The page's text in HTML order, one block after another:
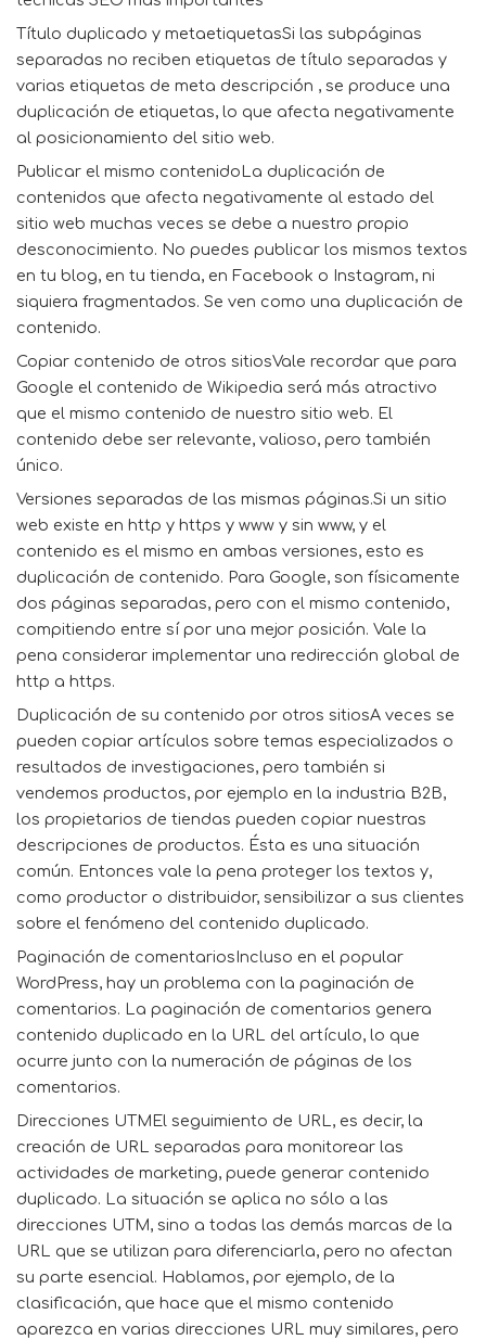
Título duplicado y metaetiquetasSi las subpáginas
separadas no reciben etiquetas de título separadas y
varias etiquetas de meta descripción , se produce una
duplicación de etiquetas, lo que afecta negativamente
al posicionamiento del sitio web.
Publicar el mismo contenidoLa duplicación de
contenidos que afecta negativamente al estado del
sitio web muchas veces se debe a nuestro propio
desconocimiento. No puedes publicar los mismos textos
en tu blog, en tu tienda, en Facebook o Instagram, ni
siquiera fragmentados. Se ven como una duplicación de
contenido.
Copiar contenido de otros sitiosVale recordar que para
Google el contenido de Wikipedia será más atractivo
que el mismo contenido de nuestro sitio web. El
contenido debe ser relevante, valioso, pero también
único.
Versiones separadas de las mismas páginas.Si un sitio
web existe en http y https y www y sin www, y el
contenido es el mismo en ambas versiones, esto es
duplicación de contenido. Para Google, son físicamente
dos páginas separadas, pero con el mismo contenido,
compitiendo entre sí por una mejor posición. Vale la
pena considerar implementar una redirección global de
http a https.
Duplicación de su contenido por otros sitiosA veces se
pueden copiar artículos sobre temas especializados o
resultados de investigaciones, pero también si
vendemos productos, por ejemplo en la industria B2B,
los propietarios de tiendas pueden copiar nuestras
descripciones de productos. Ésta es una situación
común. Entonces vale la pena proteger los textos y,
como productor o distribuidor, sensibilizar a sus clientes
sobre el fenómeno del contenido duplicado.
Paginación de comentariosIncluso en el popular
WordPress, hay un problema con la paginación de
comentarios. La paginación de comentarios genera
contenido duplicado en la URL del artículo, lo que
ocurre junto con la numeración de páginas de los
comentarios.
Direcciones UTMEl seguimiento de URL, es decir, la
creación de URL separadas para monitorear las
actividades de marketing, puede generar contenido
duplicado. La situación se aplica no sólo a las
direcciones UTM, sino a todas las demás marcas de la
URL que se utilizan para diferenciarla, pero no afectan
su parte esencial. Hablamos, por ejemplo, de la
clasificación, que hace que el mismo contenido
aparezca en varias direcciones URL muy similares, pero